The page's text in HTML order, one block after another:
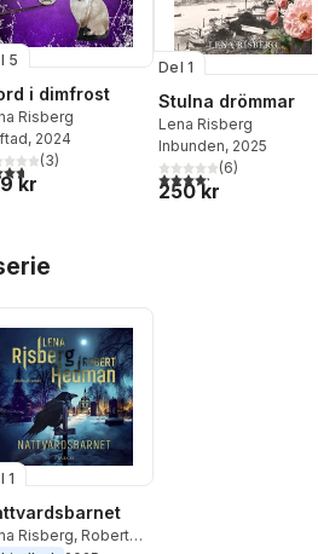
röster:
5
i dimfrost
Risberg
, 2024
utav 5 stjärnor. Totalt antal röster:
(3)
kr
Del 1
Stulna drömmar
Lena Risberg
Inbunden, 2025
4,2utav 5 stjärnor.
(6)
250 kr
1
Risberg, Robert